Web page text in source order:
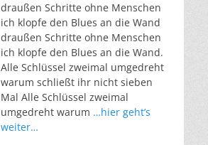
draußen Schritte ohne Menschen
ich klopfe den Blues an die Wand
draußen Schritte ohne Menschen
ich klopfe den Blues an die Wand.
Alle Schlüssel zweimal umgedreht
warum schließt ihr nicht sieben
Mal Alle Schlüssel zweimal
umgedreht warum …hier geht’s
weiter…